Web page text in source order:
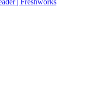
| Freshworks